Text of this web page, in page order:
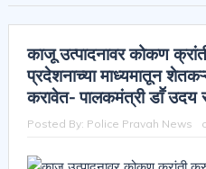
काजू उत्पादनावर कोकण
प्रदेशनाच्या माध्यमातून
करावेत- पालकमंत्री डाॕ उदय
Posted By: Police Pravah News